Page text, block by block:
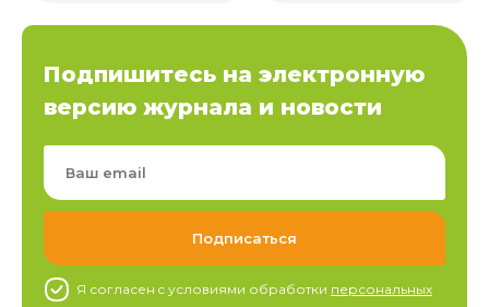
Подпишитесь на электронную
версию журнала и новости
Я согласен c условиями обработки персональных